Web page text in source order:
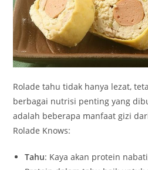
Rolade tahu tidak hanya lezat,
berbagai nutrisi penting yang
adalah beberapa manfaat gizi
Rolade Knows:
Tahu: Kaya akan protein